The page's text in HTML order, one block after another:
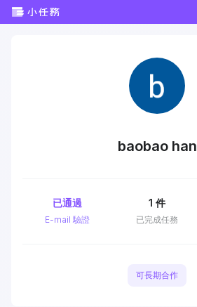
baobao han
E-mail 驗證
已通過
已完成任務
1 件
可長期合作